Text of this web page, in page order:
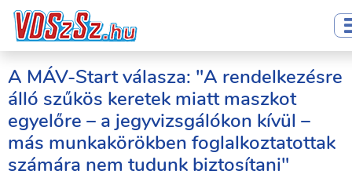
A MÁV-Start válasza: "A rendelkezésre
álló szűkös keretek miatt maszkot
egyelőre – a jegyvizsgálókon kívül –
más munkakörökben foglalkoztatottak
számára nem tudunk biztosítani"